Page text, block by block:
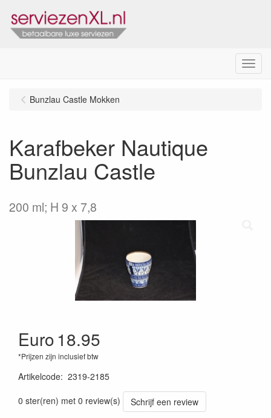
Menu
Bunzlau Castle Mokken
Karafbeker Nautique
Bunzlau Castle
200 ml; H 9 x 7,8
Euro18.95
*Prijzen zijn inclusief btw
Artikelcode: 2319-2185
0 ster(ren) met 0 review(s)
Schrijf een review